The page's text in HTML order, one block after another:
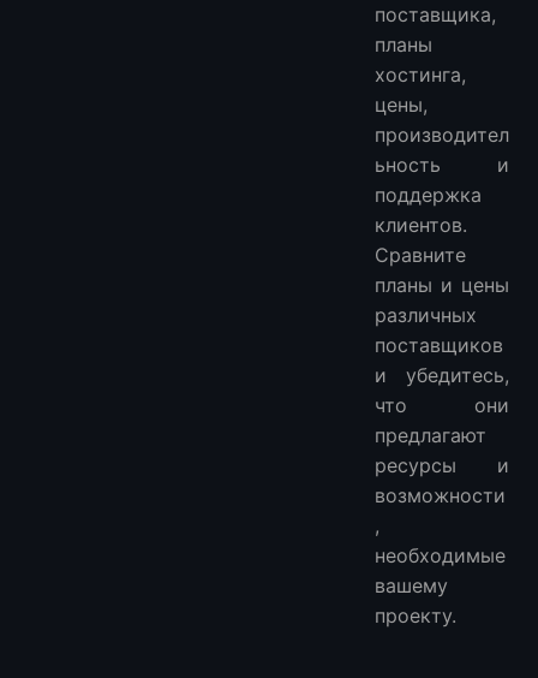
поставщика,
планы
хостинга,
цены,
производител
ьность и
поддержка
клиентов.
Сравните
планы и цены
различных
поставщиков
и убедитесь,
что они
предлагают
ресурсы и
возможности
,
необходимые
вашему
проекту.